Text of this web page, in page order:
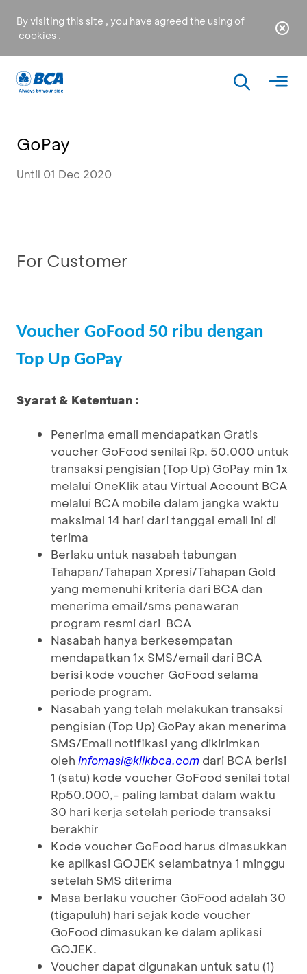
By visiting this site , you have agreed the using of
cookies .
GoPay
Until 01 Dec 2020
For Customer
Voucher GoFood 50 ribu dengan
Top Up GoPay
Syarat & Ketentuan :
Penerima email mendapatkan Gratis
voucher GoFood senilai Rp. 50.000 untuk
transaksi pengisian (Top Up) GoPay min 1x
melalui OneKlik atau Virtual Account BCA
melalui BCA mobile dalam jangka waktu
maksimal 14 hari dari tanggal email ini di
terima
Berlaku untuk nasabah tabungan
Tahapan/Tahapan Xpresi/Tahapan Gold
yang memenuhi kriteria dari BCA dan
menerima email/sms penawaran
program resmi dari BCA
Nasabah hanya berkesempatan
mendapatkan 1x SMS/email dari BCA
berisi kode voucher GoFood selama
periode program.
Nasabah yang telah melakukan transaksi
pengisian (Top Up) GoPay akan menerima
SMS/Email notifikasi yang dikirimkan
oleh infomasi@klikbca.com dari BCA berisi
1 (satu) kode voucher GoFood senilai total
Rp50.000,- paling lambat dalam waktu
30 hari kerja setelah periode transaksi
berakhir
Kode voucher GoFood harus dimasukkan
ke aplikasi GOJEK selambatnya 1 minggu
setelah SMS diterima
Masa berlaku voucher GoFood adalah 30
(tigapuluh) hari sejak kode voucher
GoFood dimasukan ke dalam aplikasi
GOJEK.
Voucher dapat digunakan untuk satu (1)